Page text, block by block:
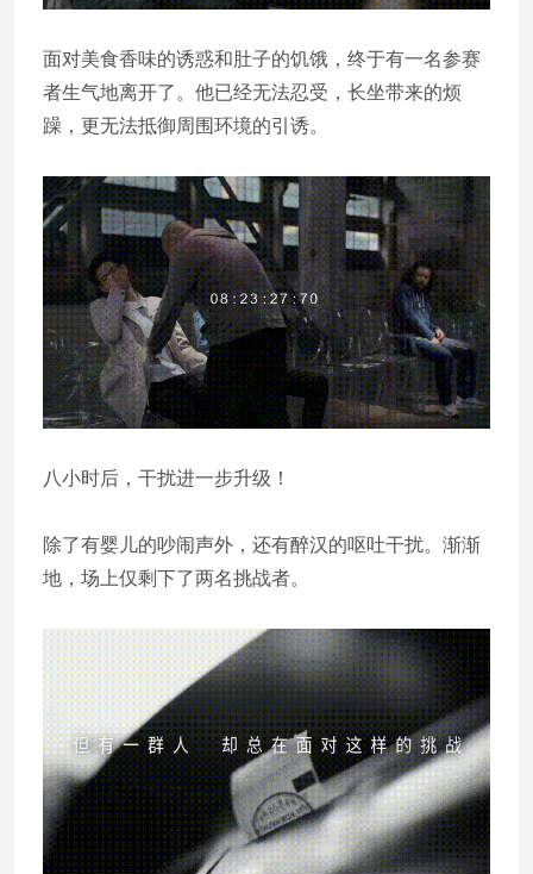
面对美食香味的诱惑和肚子的饥饿，终于有一名参赛
者生气地离开了。他已经无法忍受，长坐带来的烦
躁，更无法抵御周围环境的引诱。
八小时后，干扰进一步升级！
除了有婴儿的吵闹声外，还有醉汉的呕吐干扰。渐渐
地，场上仅剩下了两名挑战者。